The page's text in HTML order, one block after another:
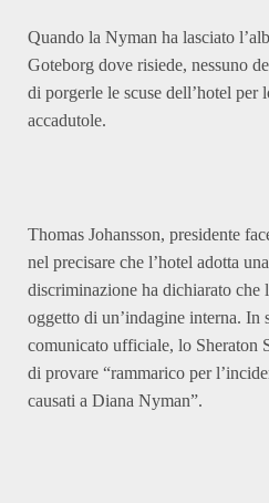
Quando la Nyman ha lasciato
Goteborg dove risiede, nessuno
di porgerle le scuse dell’hotel per
accadutole.
Thomas Johansson, presidente
nel precisare che l’hotel adotta
discriminazione ha dichiarato che
oggetto di un’indagine interna. In
comunicato ufficiale, lo Sheraton
di provare “rammarico per
causati a Diana Nyman”.